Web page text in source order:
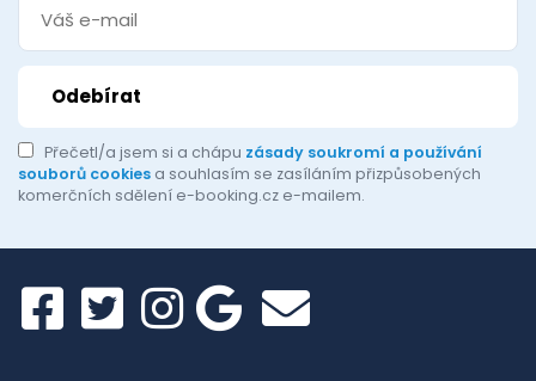
Přečetl/a jsem si a chápu zásady soukromí a používání
souborů cookies a souhlasím se zasíláním přizpůsobených
komerčních sdělení e-booking.cz e-mailem.